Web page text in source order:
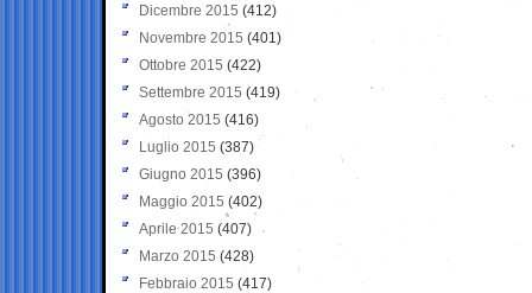
Dicembre 2015 (412)
Novembre 2015 (401)
Ottobre 2015 (422)
Settembre 2015 (419)
Agosto 2015 (416)
Luglio 2015 (387)
Giugno 2015 (396)
Maggio 2015 (402)
Aprile 2015 (407)
Marzo 2015 (428)
Febbraio 2015 (417)